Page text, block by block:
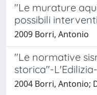
"Le murature
possibili
2009 Borri, Antonio
"Le normative
storica"-
2004 Borri, Antonio;